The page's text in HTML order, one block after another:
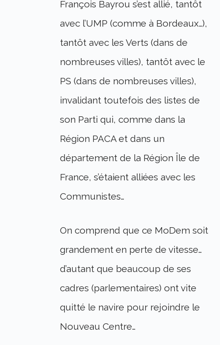
François Bayrou s’est allié, tantôt
avec l’UMP (comme à Bordeaux…),
tantôt avec les Verts (dans de
nombreuses villes), tantôt avec le
PS (dans de nombreuses villes),
invalidant toutefois des listes de
son Parti qui, comme dans la
Région PACA et dans un
département de la Région Île de
France, s’étaient alliées avec les
Communistes…
On comprend que ce MoDem soit
grandement en perte de vitesse…
d’autant que beaucoup de ses
cadres (parlementaires) ont vite
quitté le navire pour rejoindre le
Nouveau Centre…